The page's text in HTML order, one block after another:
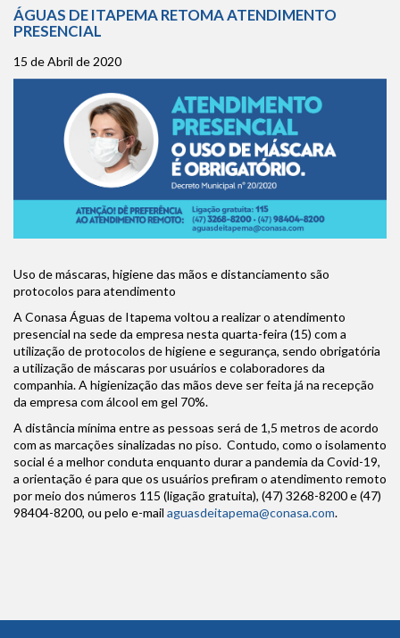
ÁGUAS DE ITAPEMA RETOMA ATENDIMENTO
PRESENCIAL
15 de Abril de 2020
Uso de máscaras, higiene das mãos e distanciamento são
protocolos para atendimento
A Conasa Águas de Itapema voltou a realizar o atendimento
presencial na sede da empresa nesta quarta-feira (15) com a
utilização de protocolos de higiene e segurança, sendo obrigatória
a utilização de máscaras por usuários e colaboradores da
companhia. A higienização das mãos deve ser feita já na recepção
da empresa com álcool em gel 70%.
A distância mínima entre as pessoas será de 1,5 metros de acordo
com as marcações sinalizadas no piso. Contudo, como o isolamento
social é a melhor conduta enquanto durar a pandemia da Covid-19,
a orientação é para que os usuários prefiram o atendimento remoto
por meio dos números 115 (ligação gratuita), (47) 3268-8200 e (47)
98404-8200, ou pelo e-mail aguasdeitapema@conasa.com.